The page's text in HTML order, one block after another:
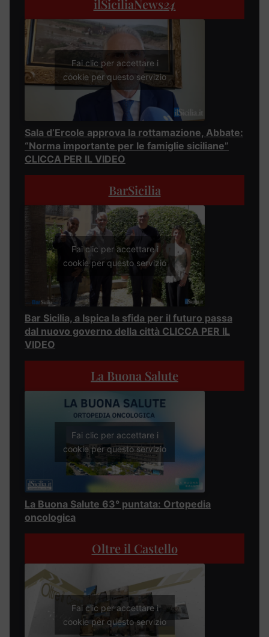
ilSiciliaNews24
Fai clic per accettare i
cookie per questo servizio
Sala d’Ercole approva la rottamazione, Abbate:
“Norma importante per le famiglie siciliane”
CLICCA PER IL VIDEO
BarSicilia
Fai clic per accettare i
cookie per questo servizio
Bar Sicilia, a Ispica la sfida per il futuro passa
dal nuovo governo della città CLICCA PER IL
VIDEO
La Buona Salute
Fai clic per accettare i
cookie per questo servizio
La Buona Salute 63° puntata: Ortopedia
oncologica
Oltre il Castello
Fai clic per accettare i
cookie per questo servizio